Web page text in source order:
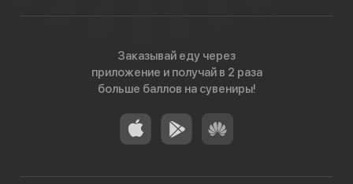
Заказывай еду через
приложение и получай в 2 раза
больше баллов на сувениры!